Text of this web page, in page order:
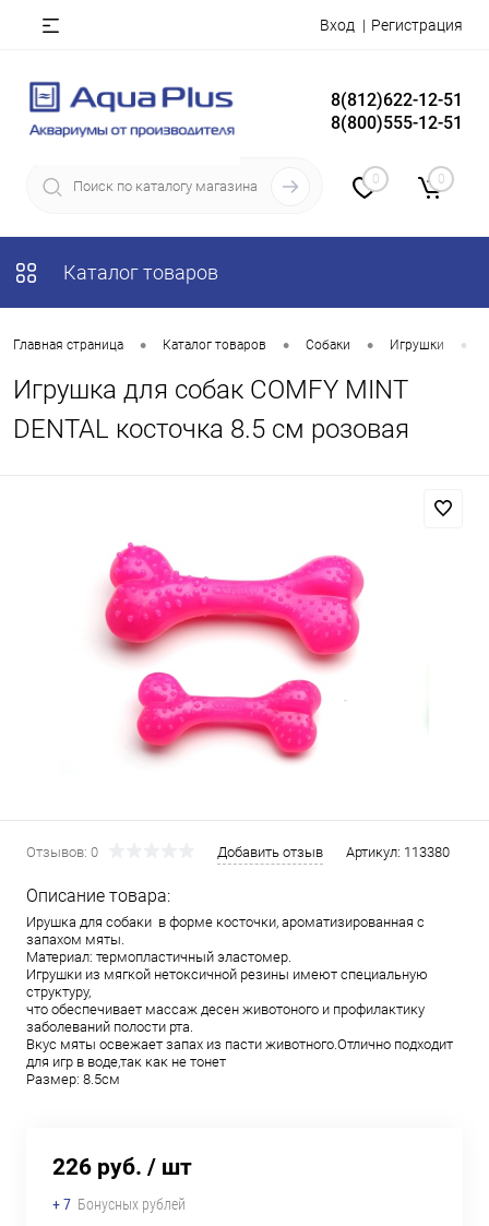
Вход Регистрация
8(812)622-12-51
8(800)555-12-51
0 0
Каталог товаров
Главная страница • Каталог товаров • Собаки • Игрушки •
Игрушка для собак COMFY MINT
DENTAL косточка 8.5 см розовая
Отзывов: 0 Добавить отзыв Артикул: 113380
Описание товара:
Ирушка для собаки в форме косточки, ароматизированная с
запахом мяты.
Материал: термопластичный эластомер.
Игрушки из мягкой нетоксичной резины имеют специальную
структуру,
что обеспечивает массаж десен животоного и профилактику
заболеваний полости рта.
Вкус мяты освежает запах из пасти животного.Отлично подходит
для игр в воде,так как не тонет
Размер: 8.5см
226 руб. / шт
+ 7 Бонусных рублей